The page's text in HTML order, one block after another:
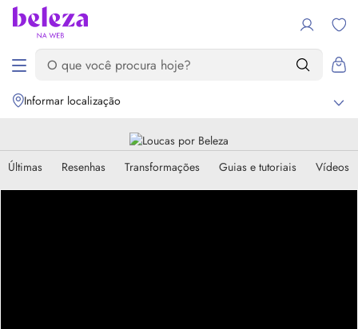
Informar localização
Últimas Resenhas Transformações Guias e tutoriais Vídeos